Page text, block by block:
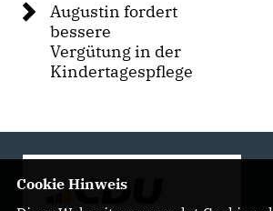
Augustin fordert
bessere
Vergütung in der
Kindertagespflege
Cookie Hinweis